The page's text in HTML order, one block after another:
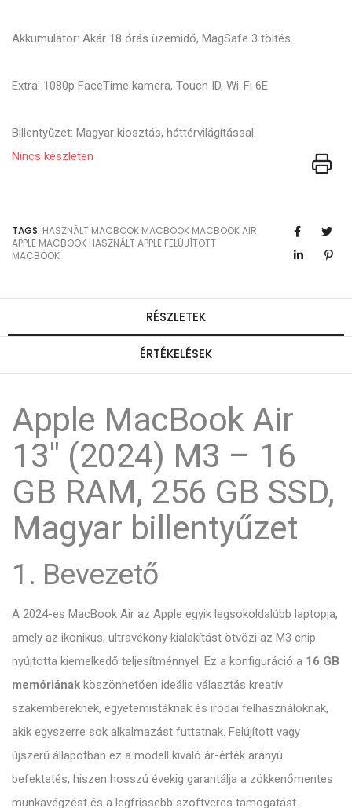
Akkumulátor: Akár 18 órás üzemidő, MagSafe 3 töltés.
Extra: 1080p FaceTime kamera, Touch ID, Wi-Fi 6E.
Billentyűzet: Magyar kiosztás, háttérvilágítással.
Nincs készleten
TAGS: HASZNÁLT MACBOOK MACBOOK MACBOOK AIR
APPLE MACBOOK HASZNÁLT APPLE FELÚJÍTOTT
MACBOOK
RÉSZLETEK
ÉRTÉKELÉSEK
Apple MacBook Air
13" (2024) M3 – 16
GB RAM, 256 GB SSD,
Magyar billentyűzet
1. Bevezető
A 2024-es MacBook Air az Apple egyik legsokoldalúbb laptopja,
amely az ikonikus, ultravékony kialakítást ötvözi az M3 chip
nyújtotta kiemelkedő teljesítménnyel. Ez a konfiguráció a 16 GB
memóriának köszönhetően ideális választás kreatív
szakembereknek, egyetemistáknak és irodai felhasználóknak,
akik egyszerre sok alkalmazást futtatnak. Felújított vagy
újszerű állapotban ez a modell kiváló ár-érték arányú
befektetés, hiszen hosszú évekig garantálja a zökkenőmentes
munkavégzést és a legfrissebb szoftveres támogatást.